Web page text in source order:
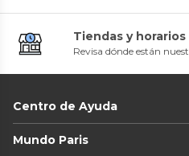
Tiendas y horarios
Revisa dónde están
Centro de Ayuda
Mundo Paris